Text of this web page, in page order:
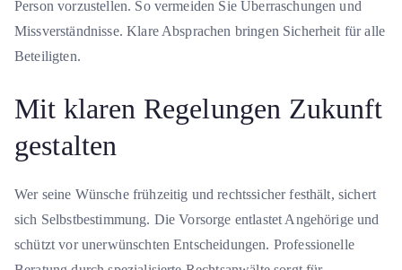
Person vorzustellen. So vermeiden Sie Überraschungen und
Missverständnisse. Klare Absprachen bringen Sicherheit für alle
Beteiligten.
Mit klaren Regelungen Zukunft
gestalten
Wer seine Wünsche frühzeitig und rechtssicher festhält, sichert
sich Selbstbestimmung. Die Vorsorge entlastet Angehörige und
schützt vor unerwünschten Entscheidungen. Professionelle